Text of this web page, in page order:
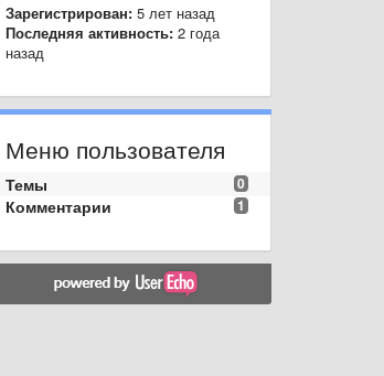
Зарегистрирован: 5 лет назад
Последняя активность: 2 года
назад
Меню пользователя
0
Темы
1
Комментарии